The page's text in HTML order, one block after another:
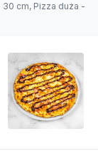
30 cm, Pizza duża -